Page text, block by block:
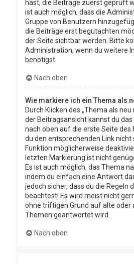
hast, die Beiträge zuerst geprüft
ist auch möglich, dass die
Gruppe von Benutzern
die Beiträge erst begutachten
der Seite sichtbar werden. Bitte
Administration, wenn du weitere
benötigst.
Nach oben
Wie markiere ich ein Thema als
Durch Klicken des „Thema als
der Beitragsansicht kannst du
nach oben auf die erste Seite des
du den entsprechenden Link nicht
Funktion möglicherweise
letzten Markierung ist nicht
Es ist auch möglich, das Thema
indem du einfach eine Antwort
jedoch sicher, dass du die Regeln
beachtest! Es wird meist nicht
ohne triftigen Grund auf alte oder
Themen geantwortet wird.
Nach oben